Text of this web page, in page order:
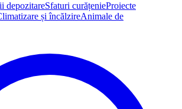
depozitareSfaturi curățenieProiecte
și încălzireAnimale de